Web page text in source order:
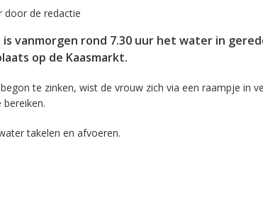
door de redactie
vanmorgen rond 7.30 uur het water in
op de Kaasmarkt.
te zinken, wist de vrouw zich via een raampje in
takelen en afvoeren.